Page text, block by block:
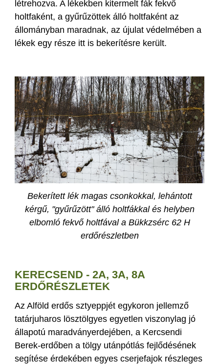
létrehozva. A lékekben kitermelt fák fekvő
holtfaként, a gyűrűzöttek álló holtfaként az
állományban maradnak, az újulat védelmében a
lékek egy része itt is bekerítésre került.
Bekerített lék magas csonkokkal, lehántott
kérgű, "gyűrűzött" álló holtfákkal és helyben
elbomló fekvő holtfával a Bükkzsérc 62 H
erdőrészletben
KERECSEND - 2A, 3A, 8A
ERDŐRÉSZLETEK
Az Alföld erdős sztyeppjét egykoron jellemző
tatárjuharos lösztölgyes egyetlen viszonylag jó
állapotú maradványerdejében, a Kercsendi
Berek-erdőben a tölgy utánpótlás fejlődésének
segítése érdekében egyes cserjefajok részleges